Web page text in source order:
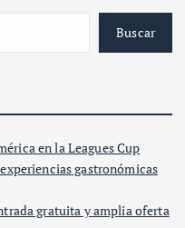
Buscar
en la Leagues Cup
gastronómicas
gratuita y amplia oferta